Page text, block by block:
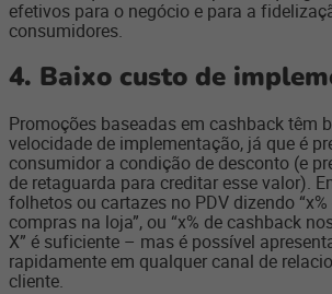
efetivos para o negócio e para a
consumidores.
4. Baixo custo de
Promoções baseadas em cashback têm
velocidade de implementação, já que é
consumidor a condição de desconto (e
de retaguarda para creditar esse valor).
folhetos ou cartazes no PDV dizendo
compras na loja”, ou “x% de cashback
X” é suficiente – mas é possível
rapidamente em qualquer canal de
cliente.